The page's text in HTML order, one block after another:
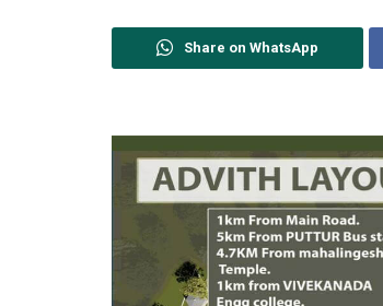
Share on WhatsApp